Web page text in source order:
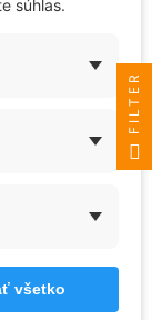
súhlas.
všetko
FILTER